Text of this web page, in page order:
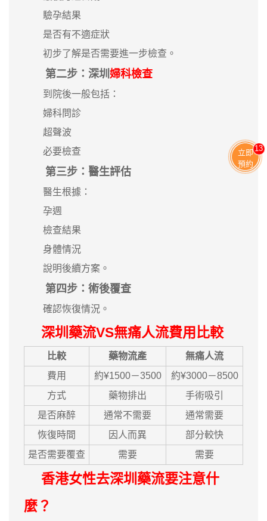
驗孕結果
是否有不適症狀
初步了解是否需要進一步檢查。
第二步：深圳 婦科檢查
到院後一般包括：
婦科問診
超聲波
必要檢查
第三步：醫生評估
醫生根據：
孕週
檢查結果
身體情況
說明後續方案。
第四步：術後覆查
確認恢復情況。
深圳藥流VS無痛人流費用比較
比較 藥物流產
無痛人流
費用
約¥1500－3500
約¥3000－8500
方式
藥物排出
手術吸引
是否麻醉
通常不需要
通常需要
恢復時間
因人而異
部分較快
是否需要覆查
需要 需要
香港女性去深圳藥流要注意什
麼？
立即
預約
13